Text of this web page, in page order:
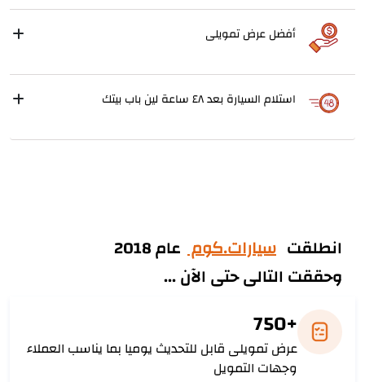
أفضل عرض تمويلى
استلام السيارة بعد ٤٨ ساعة لين باب بيتك
انطلقت سيارات.كوم عام 2018
وحققت التالى حتى الآن ...
+750
عرض تمويلى قابل للتحديث يوميا بما يناسب العملاء
وجهات التمويل